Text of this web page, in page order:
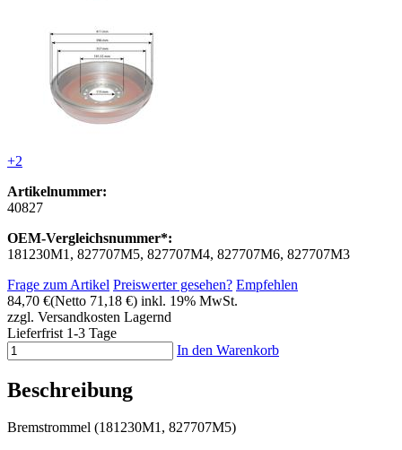
+2
Artikelnummer:
40827
OEM-Vergleichsnummer*:
181230M1, 827707M5, 827707M4, 827707M6, 827707M3
Frage zum Artikel Preiswerter gesehen? Empfehlen
84,70 €(Netto 71,18 €) inkl. 19% MwSt.
zzgl. Versandkosten Lagernd
Lieferfrist 1-3 Tage
In den Warenkorb
Beschreibung
Bremstrommel (181230M1, 827707M5)